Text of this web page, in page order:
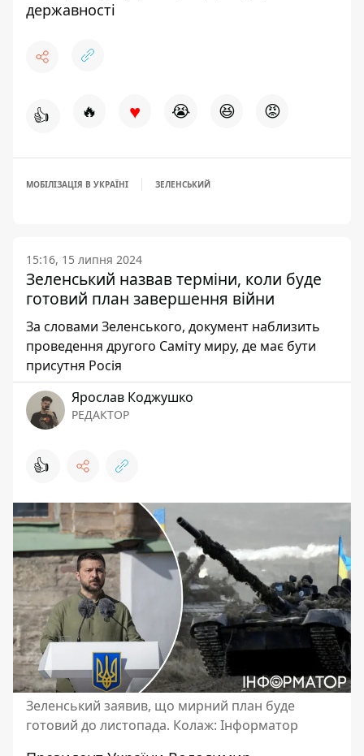
державності
👍 🔥 ♥ 😭 😆 😡
МОБІЛІЗАЦІЯ В УКРАЇНІ ЗЕЛЕНСЬКИЙ
15:16, 15 липня 2024
Зеленський назвав терміни, коли буде
готовий план завершення війни
За словами Зеленського, документ наблизить
проведення другого Саміту миру, де має бути
присутня Росія
Ярослав Коджушко
РЕДАКТОР
👍
Зеленський заявив, що мирний план буде
готовий до листопада. Колаж: Інформатор